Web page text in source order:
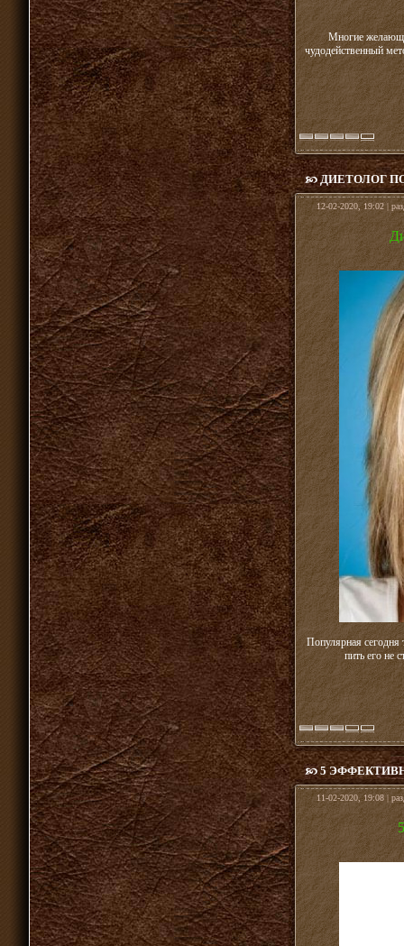
Многие
чудодейственный
ДИЕТОЛОГ
12-02-2020, 19:02 |
Популярная сегодня
пить его не
5
11-02-2020, 19:08 |